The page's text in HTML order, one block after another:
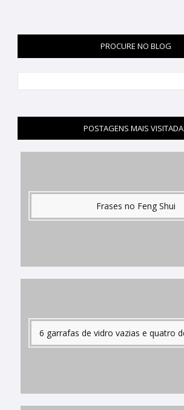
PROCURE NO BLOG
POSTAGENS MAIS
Frases no Feng Shui
6 garrafas de vidro vazias e quatro